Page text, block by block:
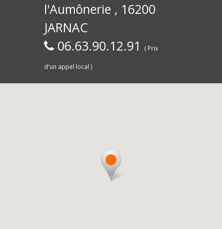
Commerce,
Saintes
l'Aumônerie , 16200
JARNAC
06.63.90.12.91
( Prix
d'un appel local )